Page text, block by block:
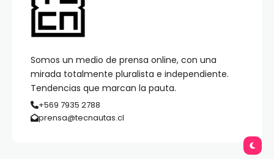
Somos un medio de prensa online, con una
mirada totalmente pluralista e independiente.
Tendencias que marcan la pauta.
+569 7935 2788
prensa@tecnautas.cl